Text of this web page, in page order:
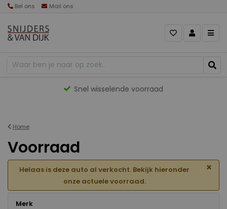
Bel ons Mail ons
Gevarieerd aanbod
Home
Voorraad
Helaas is deze auto al verkocht. Bekijk hieronder
onze actuele voorraad.
×
Merk